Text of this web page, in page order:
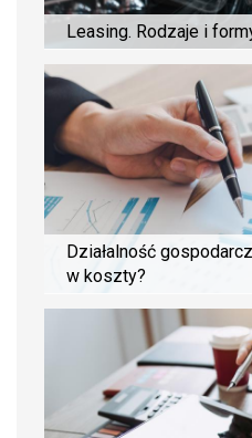
Leasing. Rodzaje i
Działalność
w koszty?